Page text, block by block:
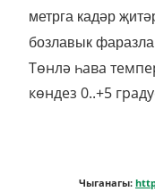
метрга кадәр
бозлавык
Төнлә һава
көндез 0..+5
Чыганагы: